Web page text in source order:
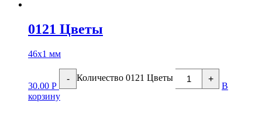
0121 Цветы
46х1 мм
30.00 Р
- Количество 0121 Цветы +
В
корзину